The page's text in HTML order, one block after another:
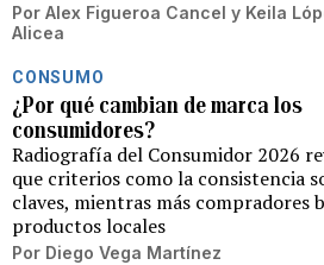
Por Alex Figueroa Cancel y Keila
Alicea
CONSUMO
¿Por qué cambian de marca los
consumidores?
Radiografía del Consumidor 2026
que criterios como la consistencia
claves, mientras más compradores
productos locales
Por Diego Vega Martínez